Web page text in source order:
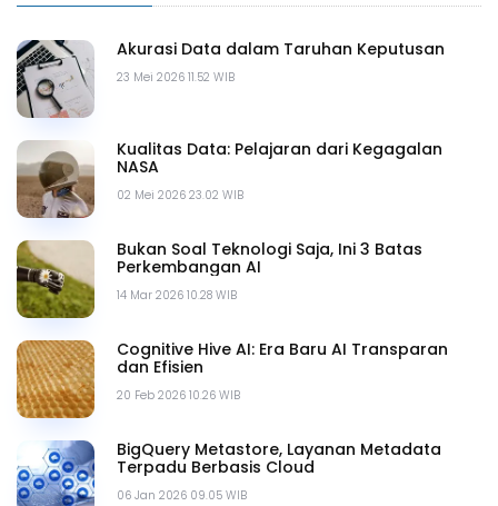
23 Mei 2026 11.52 WIB
Akurasi Data dalam Taruhan Keputusan
02 Mei 2026 23.02 WIB
Kualitas Data: Pelajaran dari Kegagalan
NASA
14 Mar 2026 10.28 WIB
Bukan Soal Teknologi Saja, Ini 3 Batas
Perkembangan AI
20 Feb 2026 10.26 WIB
Cognitive Hive AI: Era Baru AI Transparan
dan Efisien
06 Jan 2026 09.05 WIB
BigQuery Metastore, Layanan Metadata
Terpadu Berbasis Cloud